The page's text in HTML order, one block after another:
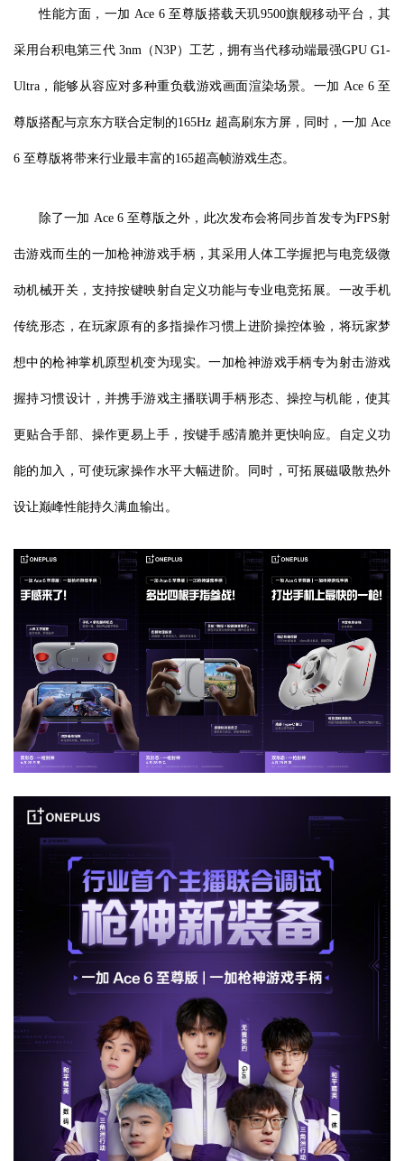
性能方面，一加 Ace 6 至尊版搭载天玑9500旗舰移动平台，其
采用台积电第三代 3nm（N3P）工艺，拥有当代移动端最强GPU G1-
Ultra，能够从容应对多种重负载游戏画面渲染场景。一加 Ace 6 至
尊版搭配与京东方联合定制的165Hz 超高刷东方屏，同时，一加 Ace
6 至尊版将带来行业最丰富的165超高帧游戏生态。
除了一加 Ace 6 至尊版之外，此次发布会将同步首发专为FPS射
击游戏而生的一加枪神游戏手柄，其采用人体工学握把与电竞级微
动机械开关，支持按键映射自定义功能与专业电竞拓展。一改手机
传统形态，在玩家原有的多指操作习惯上进阶操控体验，将玩家梦
想中的枪神掌机原型机变为现实。一加枪神游戏手柄专为射击游戏
握持习惯设计，并携手游戏主播联调手柄形态、操控与机能，使其
更贴合手部、操作更易上手，按键手感清脆并更快响应。自定义功
能的加入，可使玩家操作水平大幅进阶。同时，可拓展磁吸散热外
设让巅峰性能持久满血输出。